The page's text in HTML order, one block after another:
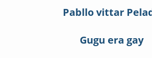
Pabllo vittar
Gugu era gay